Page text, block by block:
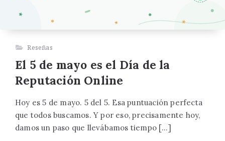
Reseñas
El 5 de mayo es el Día de la
Reputación Online
Hoy es 5 de mayo. 5 del 5. Esa puntuación perfecta
que todos buscamos. Y por eso, precisamente hoy,
damos un paso que llevábamos tiempo […]